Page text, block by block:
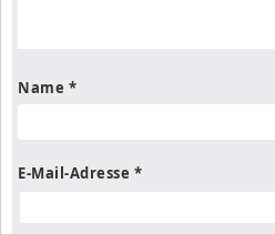
Name *
E-Mail-Adresse *